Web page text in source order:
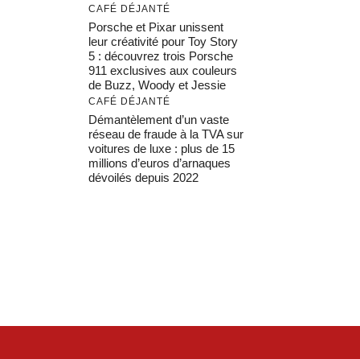
CAFÉ DÉJANTÉ
Porsche et Pixar unissent
leur créativité pour Toy Story
5 : découvrez trois Porsche
911 exclusives aux couleurs
de Buzz, Woody et Jessie
CAFÉ DÉJANTÉ
Démantèlement d’un vaste
réseau de fraude à la TVA sur
voitures de luxe : plus de 15
millions d’euros d’arnaques
dévoilés depuis 2022